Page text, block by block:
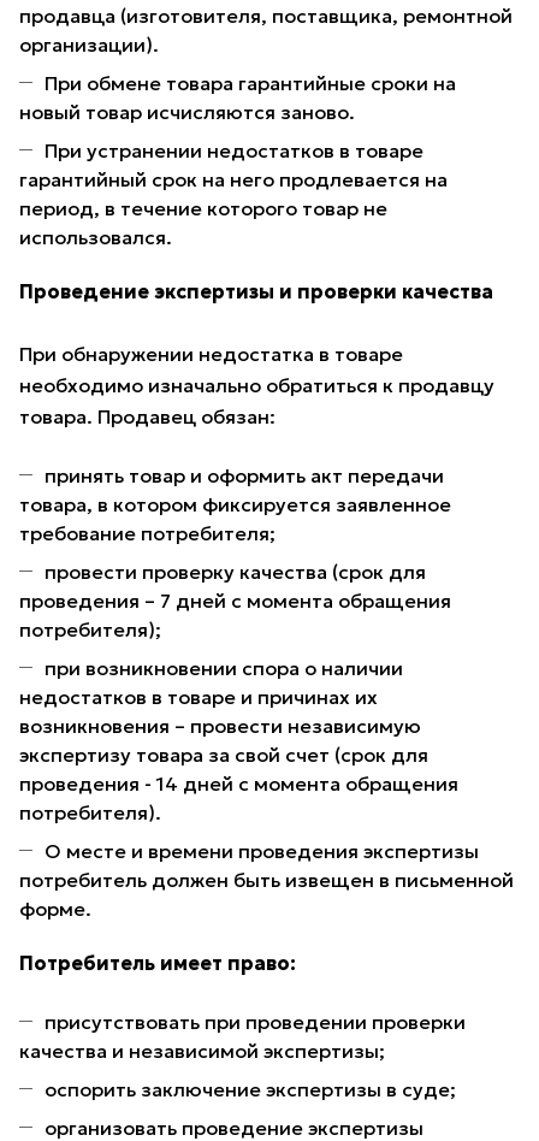
продавца (изготовителя, поставщика, ремонтной
организации).
При обмене товара гарантийные сроки на
новый товар исчисляются заново.
При устранении недостатков в товаре
гарантийный срок на него продлевается на
период, в течение которого товар не
использовался.
Проведение экспертизы и проверки качества
При обнаружении недостатка в товаре
необходимо изначально обратиться к продавцу
товара. Продавец обязан:
принять товар и оформить акт передачи
товара, в котором фиксируется заявленное
требование потребителя;
провести проверку качества (срок для
проведения – 7 дней с момента обращения
потребителя);
при возникновении спора о наличии
недостатков в товаре и причинах их
возникновения – провести независимую
экспертизу товара за свой счет (срок для
проведения - 14 дней с момента обращения
потребителя).
О месте и времени проведения экспертизы
потребитель должен быть извещен в письменной
форме.
Потребитель имеет право:
присутствовать при проведении проверки
качества и независимой экспертизы;
оспорить заключение экспертизы в суде;
организовать проведение экспертизы